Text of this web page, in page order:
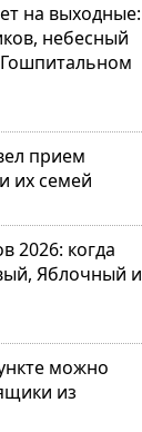
на выходные:
небесный
Гошпитальном
прием
их семей
2026: когда
Яблочный и
можно
из